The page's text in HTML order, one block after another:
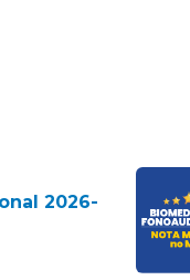
2026-